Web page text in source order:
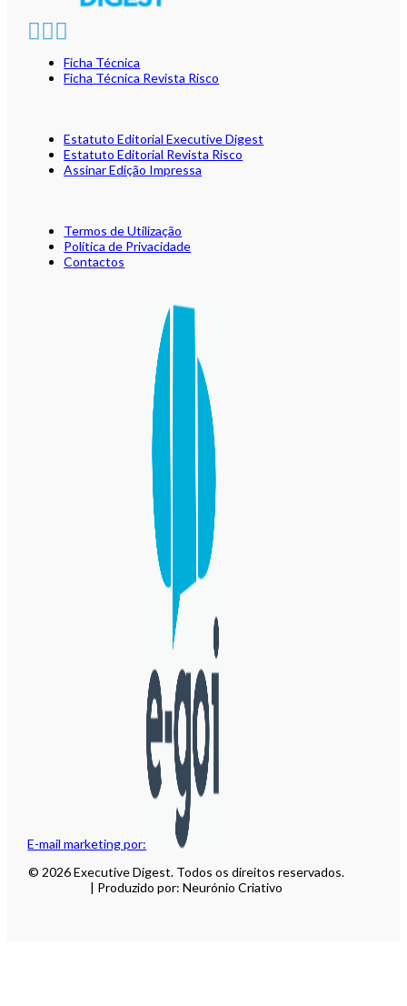
E-mail marketing por:
Ficha Técnica
Ficha Técnica Revista Risco
Estatuto Editorial Executive Digest
Estatuto Editorial Revista Risco
Assinar Edição Impressa
Termos de Utilização
Política de Privacidade
Contactos
© 2026 Executive Digest. Todos os direitos reservados.
| Produzido por: Neurónio Criativo